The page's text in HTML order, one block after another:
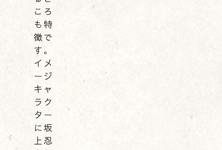
ころ
も特
徴で
す。
イメ
ージ
キャ
ラク
ター
に坂
上忍